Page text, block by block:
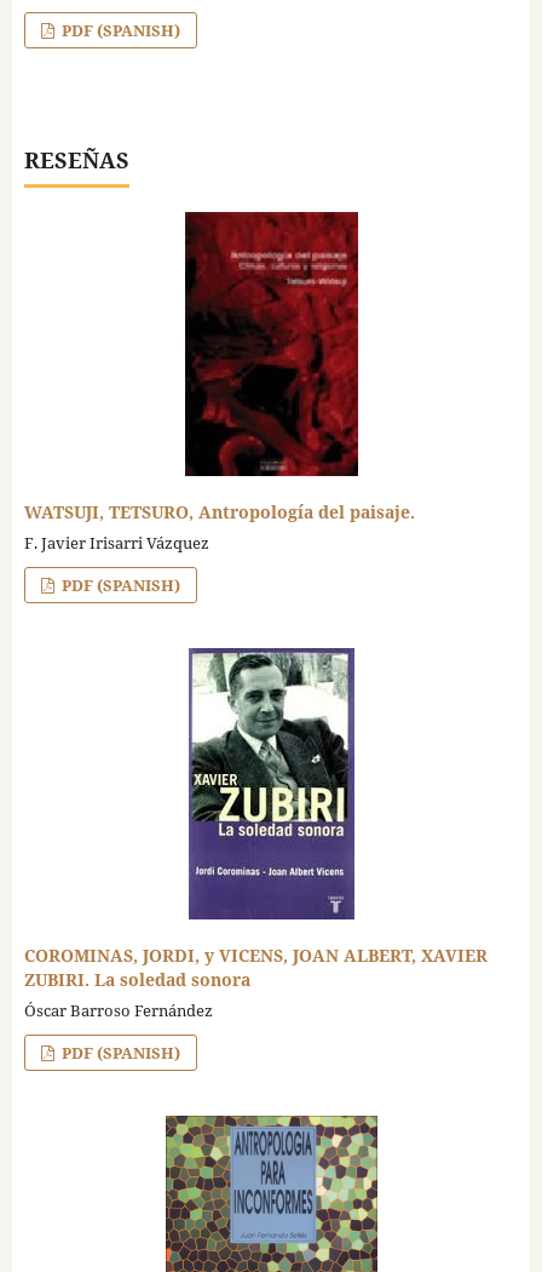
PDF (SPANISH)
RESEÑAS
WATSUJI, TETSURO, Antropología del paisaje.
F. Javier Irisarri Vázquez
PDF (SPANISH)
COROMINAS, JORDI, y VICENS, JOAN ALBERT, XAVIER
ZUBIRI. La soledad sonora
Óscar Barroso Fernández
PDF (SPANISH)